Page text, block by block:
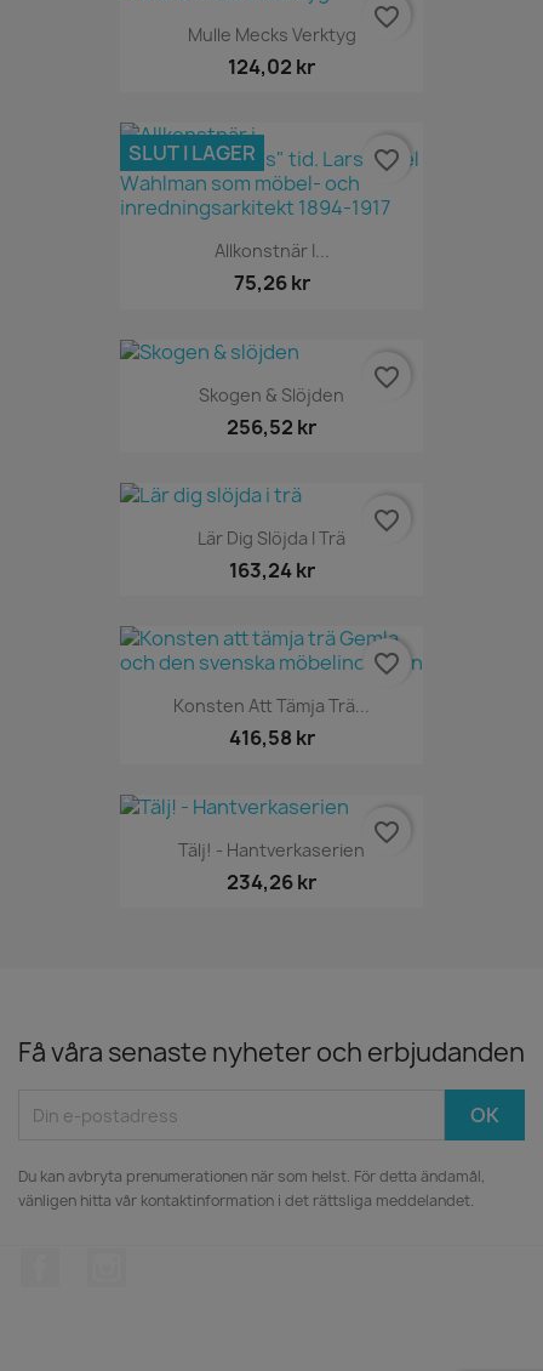
Mulle Mecks Verktyg
124,02 kr
favorite_border
Allkonstnär I...
75,26 kr
SLUT I LAGER favorite_border
Skogen & Slöjden
256,52 kr
favorite_border
Lär Dig Slöjda I Trä
163,24 kr
favorite_border
Konsten Att Tämja Trä...
416,58 kr
favorite_border
Tälj! - Hantverkaserien
234,26 kr
favorite_border
Få våra senaste nyheter och erbjudanden
Du kan avbryta prenumerationen när som helst. För detta ändamål,
vänligen hitta vår kontaktinformation i det rättsliga meddelandet.